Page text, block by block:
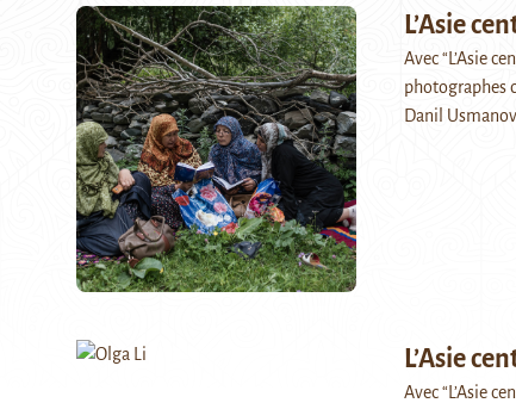
L’Asie
Avec “L’Asie
photographes
Danil
L’Asie
Avec “L’Asie